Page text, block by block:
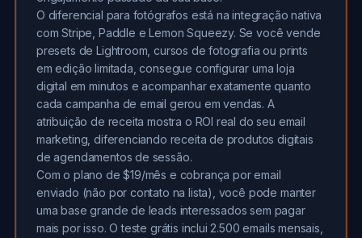
O diferencial para fotógrafos está na integração nativa
com Stripe, Paddle e Lemon Squeezy. Se você vende
presets de Lightroom, cursos de fotografia ou prints
em edição limitada, consegue configurar uma loja
digital em minutos e acompanhar exatamente quanto
cada campanha de email gerou em vendas. A
atribuição de receita mostra o ROI real do seu email
marketing, diferenciando receita de produtos digitais
de agendamentos de sessão.
Com o plano de $19/mês e cobrança por email
enviado (não por contato na lista), você pode manter
uma base grande de leads interessados sem pagar
mais por isso. O teste grátis inclui 2.500 emails mensais,